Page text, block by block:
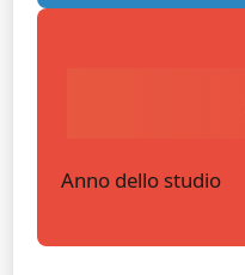
Anno dello studio